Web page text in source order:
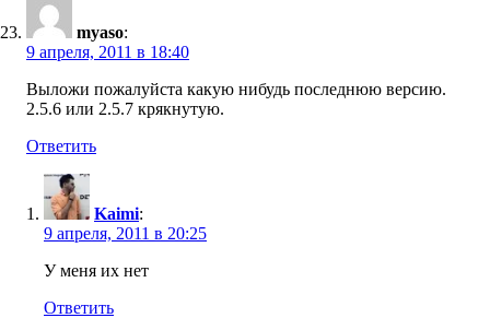
myaso:
9 апреля, 2011 в 18:40
Выложи пожалуйста какую нибудь последнюю версию.
2.5.6 или 2.5.7 крякнутую.
Ответить
Kaimi:
9 апреля, 2011 в 20:25
У меня их нет
Ответить